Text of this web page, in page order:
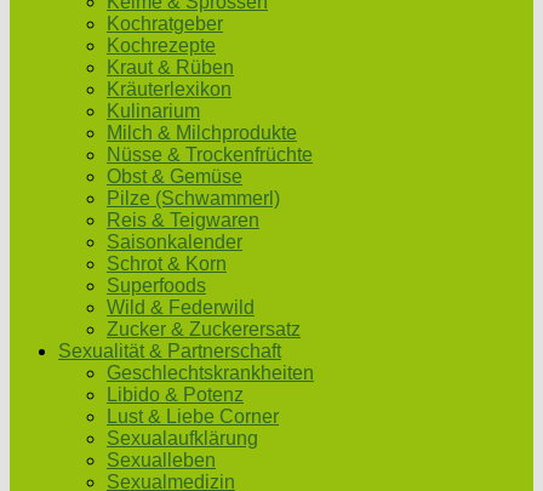
Kochratgeber
Kochrezepte
Kraut & Rüben
Kräuterlexikon
Kulinarium
Milch & Milchprodukte
Nüsse & Trockenfrüchte
Obst & Gemüse
Pilze (Schwammerl)
Reis & Teigwaren
Saisonkalender
Schrot & Korn
Superfoods
Wild & Federwild
Zucker & Zuckerersatz
Sexualität & Partnerschaft
Geschlechtskrankheiten
Libido & Potenz
Lust & Liebe Corner
Sexualaufklärung
Sexualleben
Sexualmedizin